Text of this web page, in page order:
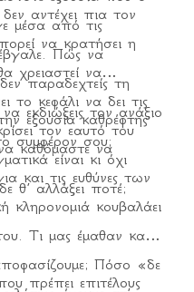
μέσα από τις
Πώς να
παραδεχτείς τη
εκδιώξεις τον ανάξιο
συμφέρον σου;
αντέχει πια τον
να κρατήσει η
χρειαστεί να
το κεφάλι να δει τις
τον εαυτό του
είναι κι όχι
θ’ αλλάξει ποτέ;
εξουσία καθρέφτης
καθόμαστε να
και τις ευθύνες των
κληρονομιά κουβαλάει
Τι μας έμαθαν και
Πόσο «δε
πρέπει επιτέλους